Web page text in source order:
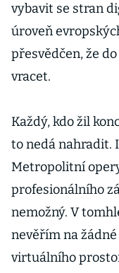
vybavit se stran
úroveň
přesvědčen, že
vracet.
Každý, kdo žil
to nedá nahradit.
Metropolitní
profesionálního
nemožný. V
nevěřím na
virtuálního